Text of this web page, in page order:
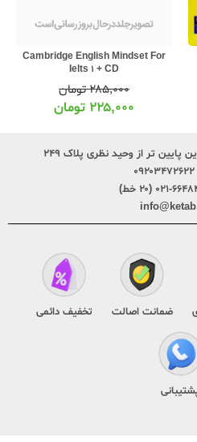
Cambridge English Mindset For
Ielts 1 + CD
۲۸۵,۰۰۰تومان
۲۲۵,۰۰۰ تومان
۰۹۲۰۳۴۷۲۶۲۲
۰۲۱ (۲۰ خط)
ضمانت اصالت تخفیف دائمی